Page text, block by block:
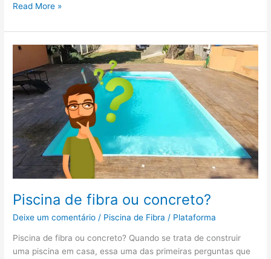
Read More »
Piscina de fibra ou concreto?
Deixe um comentário / Piscina de Fibra / Plataforma
Piscina de fibra ou concreto? Quando se trata de construir
uma piscina em casa, essa uma das primeiras perguntas que
Piscina
fibra
ou
concreto?